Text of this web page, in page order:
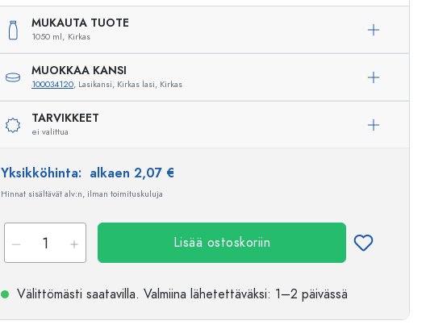
MUKAUTA TUOTE
1050 ml, Kirkas
MUOKKAA KANSI
100034120, Lasikansi, Kirkas lasi, Kirkas
TARVIKKEET
ei valittua
Yksikköhinta: alkaen 2,07 €
Hinnat sisältävät alv:n, ilman toimituskuluja
Lisää ostoskoriin
Välittömästi saatavilla. Valmiina lähetettäväksi: 1–2 päivässä